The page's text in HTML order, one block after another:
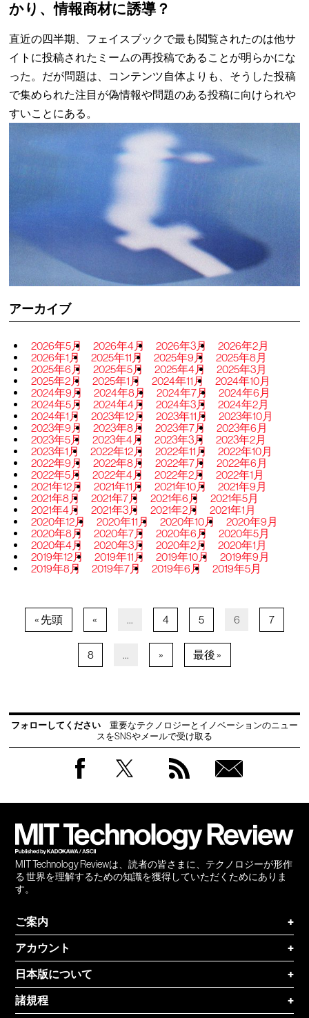
かり、情報商材に誘導？
直近の四半期、フェイスブックで最も閲覧されたのは他サ
イトに投稿されたミームの再投稿であることが明らかにな
った。だが問題は、コンテンツ自体よりも、そうした投稿
で集められた注目が偽情報や問題のある投稿に向けられや
すいことにある。
アーカイブ
2026年5月 2026年4月 2026年3月
2026年2月
2026年1月
2025年11月 2025年9月
2025年8月
2025年6月
2025年5月 2025年4月
2025年3月
2025年2月
2025年1月 2024年11月
2024年10月
2024年9月
2024年8月 2024年7月
2024年6月
2024年5月
2024年4月 2024年3月
2024年2月
2024年1月
2023年12月 2023年11月
2023年10月
2023年9月
2023年8月 2023年7月
2023年6月
2023年5月
2023年4月 2023年3月
2023年2月
2023年1月
2022年12月 2022年11月
2022年10月
2022年9月
2022年8月 2022年7月
2022年6月
2022年5月
2022年4月 2022年2月
2022年1月
2021年12月
2021年11月 2021年10月
2021年9月
2021年8月
2021年7月 2021年6月
2021年5月
2021年4月
2021年3月 2021年2月
2021年1月
2020年12月
2020年11月 2020年10月
2020年9月
2020年8月
2020年7月 2020年6月
2020年5月
2020年4月
2020年3月 2020年2月
2020年1月
2019年12月
2019年11月 2019年10月
2019年9月
2019年8月
2019年7月 2019年6月 2019年5月
« 先頭 « ... 4 5 6 7
8 ... » 最後 »
フォローしてください
重要なテクノロジーとイノベーションのニュー
スをSNSやメールで受け取る
MIT Technology Reviewは、読者の皆さまに、テクノロジーが形作
る 世界を理解するための知識を獲得していただくためにありま
す。
ご案内
+
アカウント
+
日本版について
+
諸規程
+